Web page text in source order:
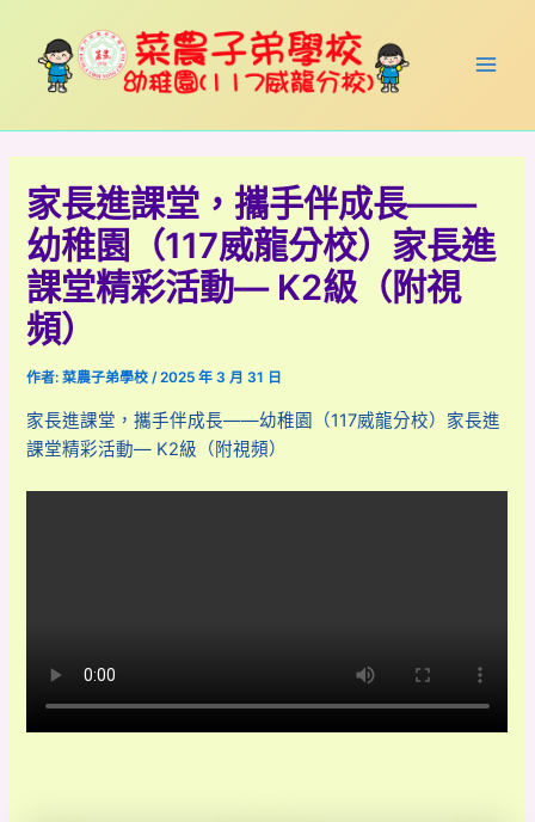
內
容
家長進課堂，攜手伴成長——
幼稚園（117威龍分校）家長進
課堂精彩活動— K2級（附視
頻）
作者:菜農子弟學校/2025 年 3 月 31 日
家長進課堂，攜手伴成長——幼稚園（117威龍分校）家長進
課堂精彩活動— K2級（附視頻）
navigation